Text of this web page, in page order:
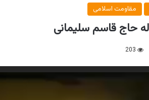
مقاومت اسلامی
203